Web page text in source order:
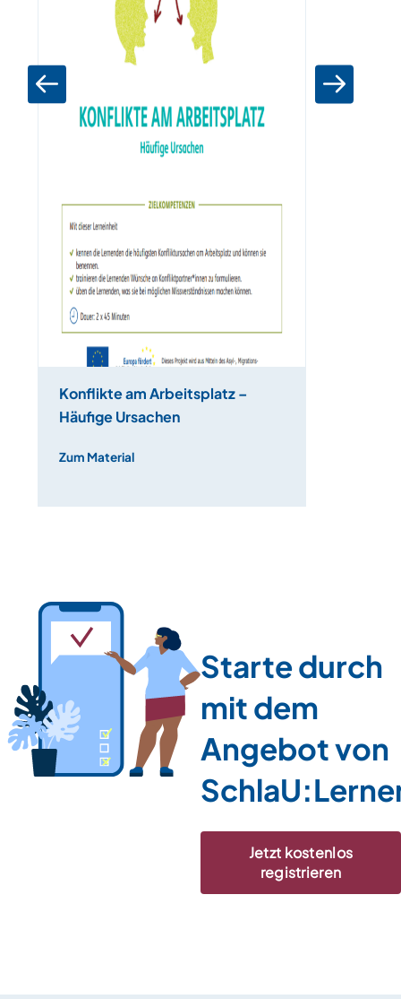
Konflikte am Arbeitsplatz –
Häufige Ursachen
Zum Material
Starte durch
mit dem
Angebot von
Jetzt kostenlos
registrieren